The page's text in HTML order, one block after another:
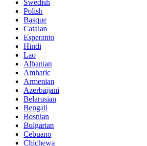
Swedish
Polish
Basque
Catalan
Esperanto
Hindi
Lao
Albanian
Amharic
Armenian
Azerbaijani
Belarusian
Bengali
Bosnian
Bulgarian
Cebuano
Chichewa